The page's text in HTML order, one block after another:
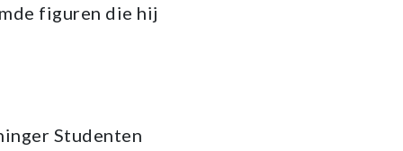
figuren die hij
Studenten